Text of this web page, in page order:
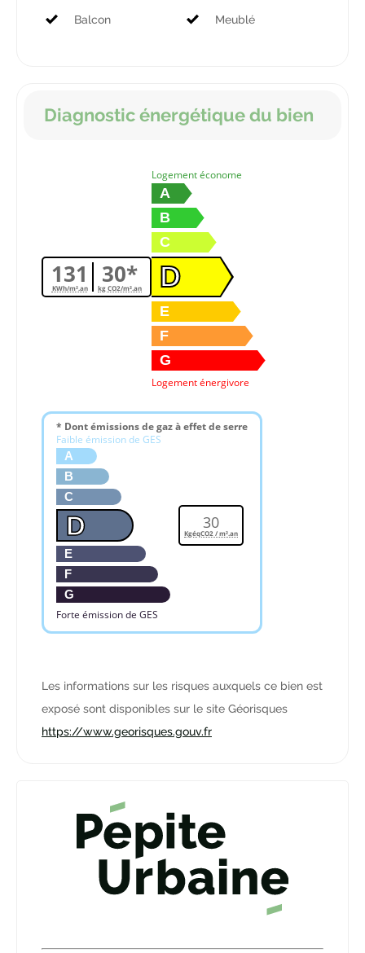
Balcon Meublé
Diagnostic énergétique du bien
131
KWh/m².an 30*
kg CO2/m².an
Logement économe
A
B
C
D
E
F
G
Logement énergivore
* Dont émissions de gaz à effet de serre
Faible émission de GES
A
B
C
D
E
F
G
Forte émission de GES
30
KgéqCO2 / m².an
Les informations sur les risques auxquels ce bien est
exposé sont disponibles sur le site Géorisques
https://www.georisques.gouv.fr